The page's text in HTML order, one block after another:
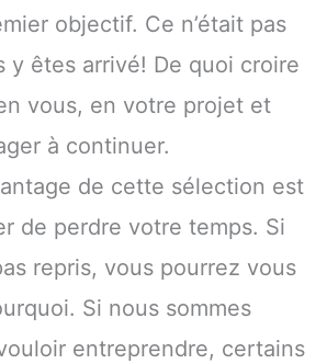
objectif. Ce n’était pas
y êtes arrivé! De quoi croire
vous, en votre projet et
à continuer.
de cette sélection est
de perdre votre temps. Si
repris, vous pourrez vous
Si nous sommes
entreprendre, certains